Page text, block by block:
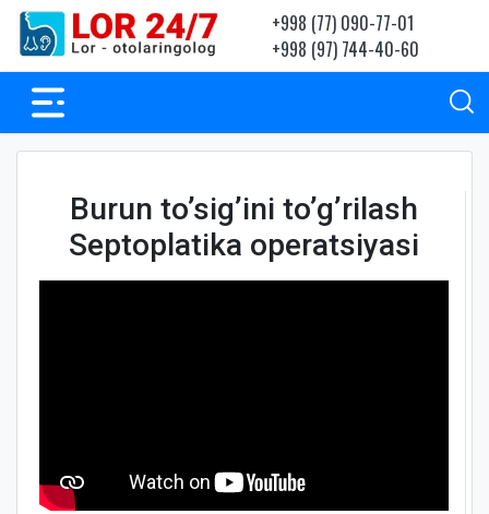
+998 (77) 090-77-01
+998 (97) 744-40-60
Burun to’sig’ini to’g’rilash
Septoplatika operatsiyasi